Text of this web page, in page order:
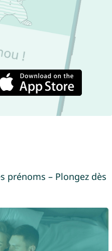
prénoms – Plongez dès